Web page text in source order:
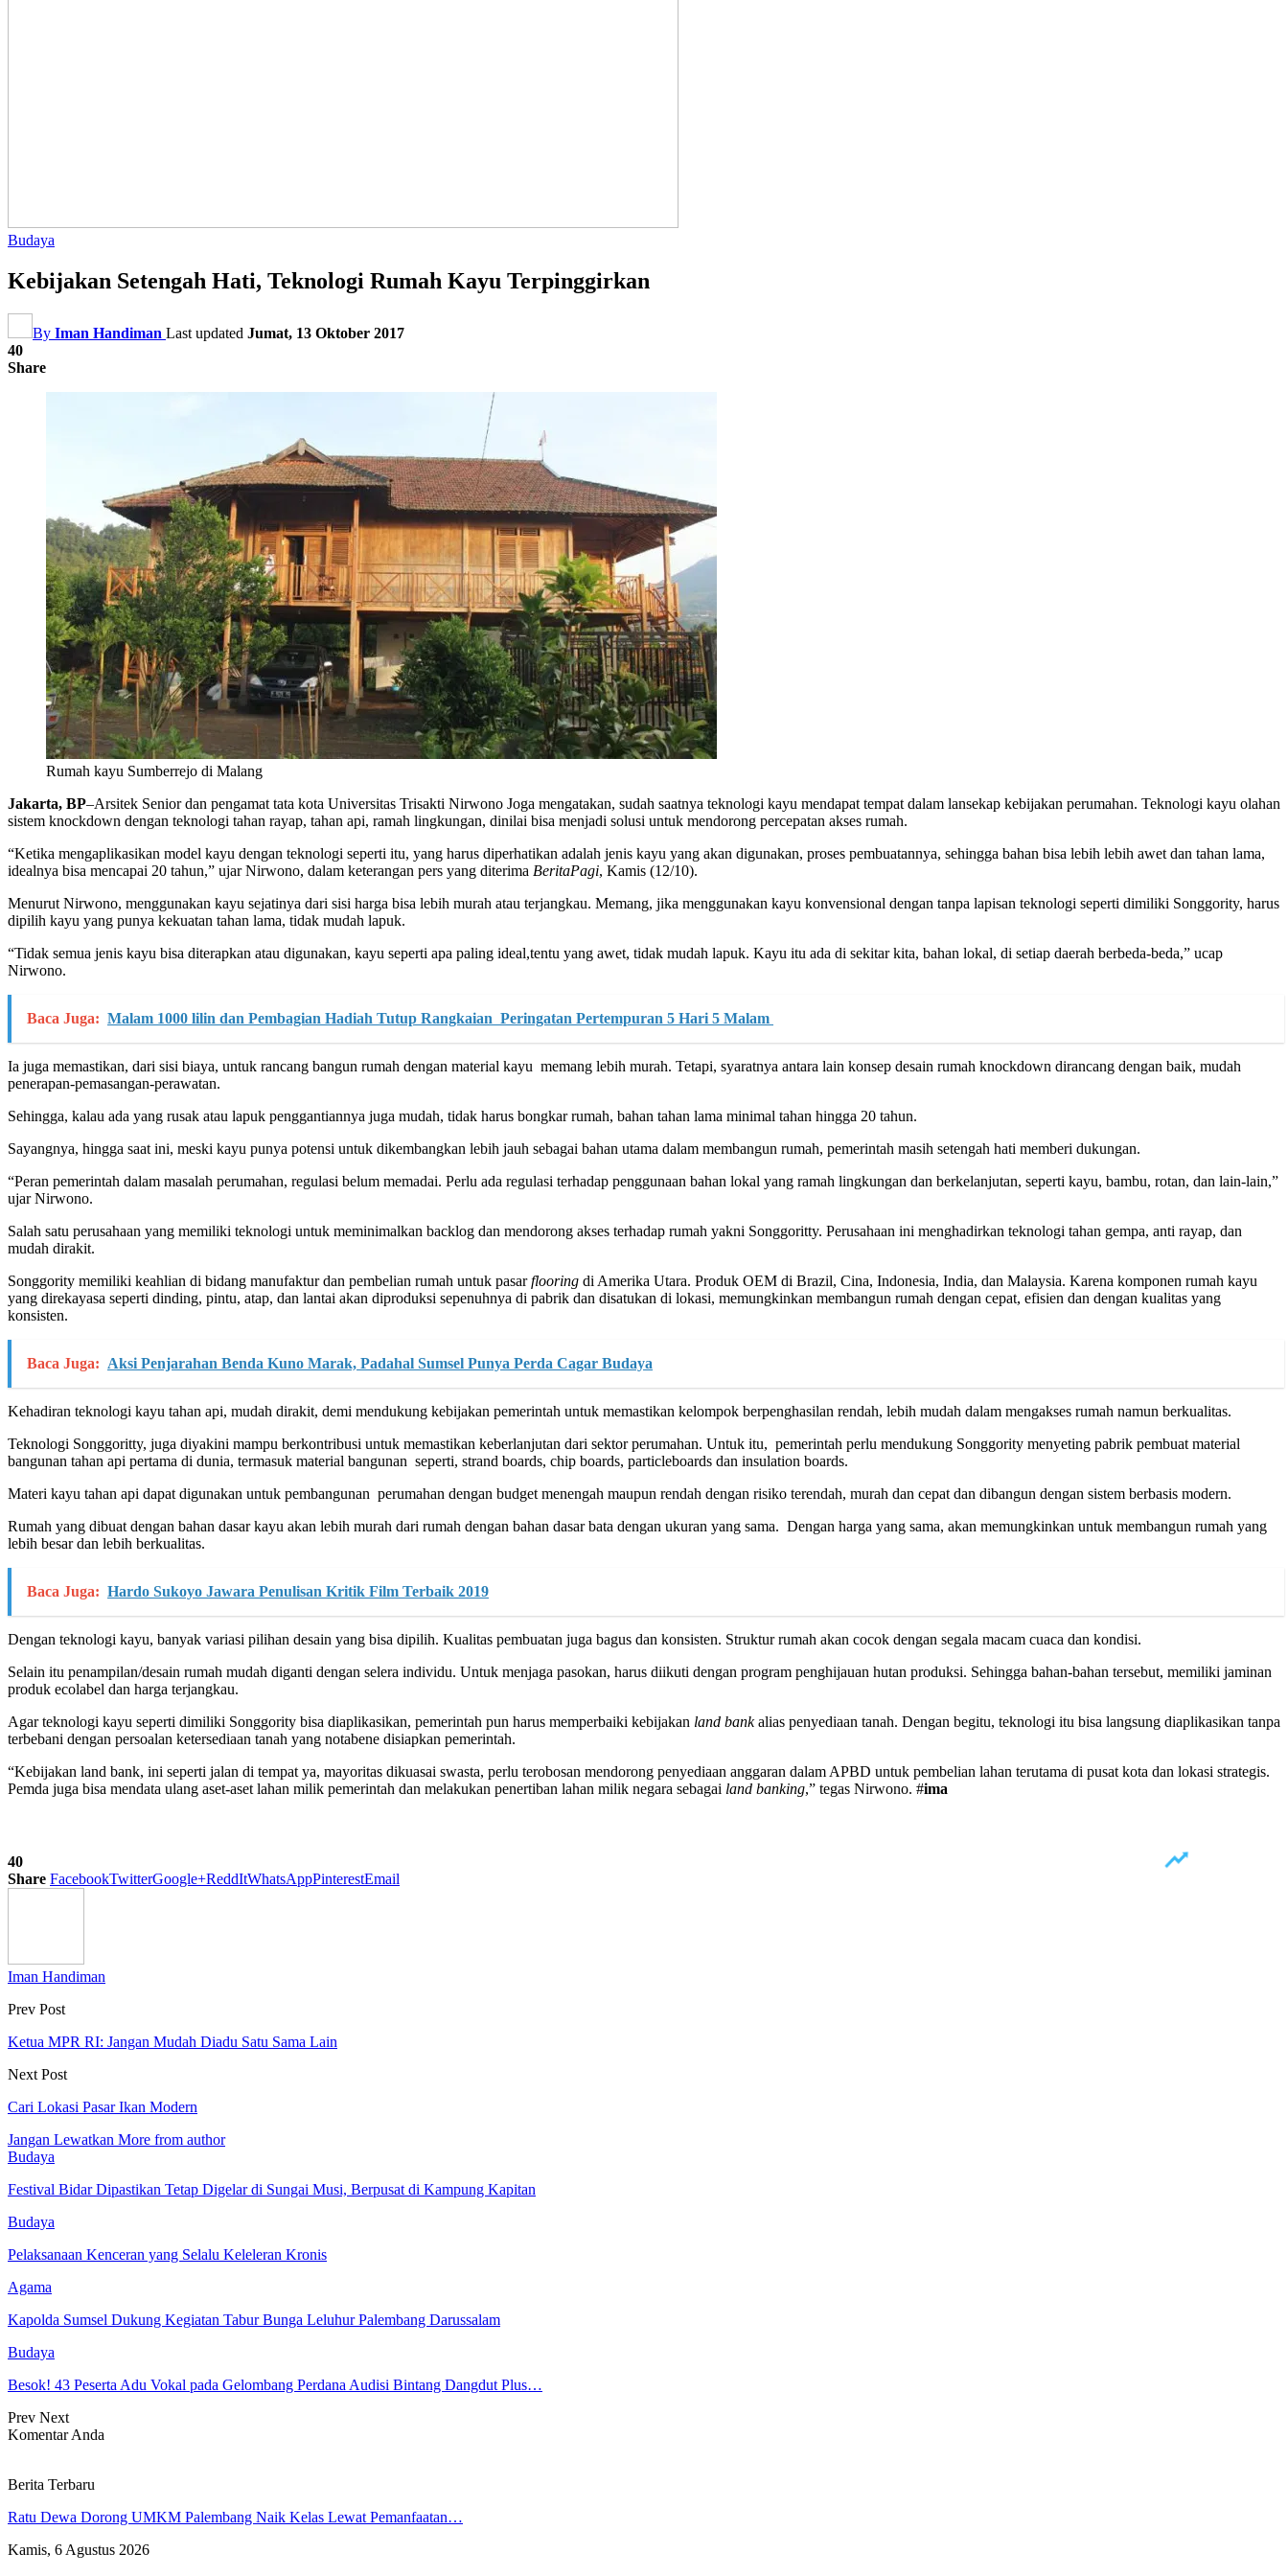
Budaya
Kebijakan Setengah Hati, Teknologi Rumah Kayu Terpinggirkan
By Iman Handiman Last updated Jumat, 13 Oktober 2017
40
Share
Rumah kayu Sumberrejo di Malang
Jakarta, BP–Arsitek Senior dan pengamat tata kota Universitas Trisakti Nirwono Joga mengatakan, sudah saatnya teknologi kayu mendapat tempat dalam lansekap kebijakan perumahan. Teknologi kayu olahan
sistem knockdown dengan teknologi tahan rayap, tahan api, ramah lingkungan, dinilai bisa menjadi solusi untuk mendorong percepatan akses rumah.
“Ketika mengaplikasikan model kayu dengan teknologi seperti itu, yang harus diperhatikan adalah jenis kayu yang akan digunakan, proses pembuatannya, sehingga bahan bisa lebih lebih awet dan tahan lama,
idealnya bisa mencapai 20 tahun,” ujar Nirwono, dalam keterangan pers yang diterima BeritaPagi, Kamis (12/10).
Menurut Nirwono, menggunakan kayu sejatinya dari sisi harga bisa lebih murah atau terjangkau. Memang, jika menggunakan kayu konvensional dengan tanpa lapisan teknologi seperti dimiliki Songgority, harus
dipilih kayu yang punya kekuatan tahan lama, tidak mudah lapuk.
“Tidak semua jenis kayu bisa diterapkan atau digunakan, kayu seperti apa paling ideal,tentu yang awet, tidak mudah lapuk. Kayu itu ada di sekitar kita, bahan lokal, di setiap daerah berbeda-beda,” ucap
Nirwono.
Baca Juga: Malam 1000 lilin dan Pembagian Hadiah Tutup Rangkaian Peringatan Pertempuran 5 Hari 5 Malam
Ia juga memastikan, dari sisi biaya, untuk rancang bangun rumah dengan material kayu memang lebih murah. Tetapi, syaratnya antara lain konsep desain rumah knockdown dirancang dengan baik, mudah
penerapan-pemasangan-perawatan.
Sehingga, kalau ada yang rusak atau lapuk penggantiannya juga mudah, tidak harus bongkar rumah, bahan tahan lama minimal tahan hingga 20 tahun.
Sayangnya, hingga saat ini, meski kayu punya potensi untuk dikembangkan lebih jauh sebagai bahan utama dalam membangun rumah, pemerintah masih setengah hati memberi dukungan.
“Peran pemerintah dalam masalah perumahan, regulasi belum memadai. Perlu ada regulasi terhadap penggunaan bahan lokal yang ramah lingkungan dan berkelanjutan, seperti kayu, bambu, rotan, dan lain-lain,”
ujar Nirwono.
Salah satu perusahaan yang memiliki teknologi untuk meminimalkan backlog dan mendorong akses terhadap rumah yakni Songgoritty. Perusahaan ini menghadirkan teknologi tahan gempa, anti rayap, dan
mudah dirakit.
Songgority memiliki keahlian di bidang manufaktur dan pembelian rumah untuk pasarflooring di Amerika Utara. Produk OEM di Brazil, Cina, Indonesia, India, dan Malaysia. Karena komponen rumah kayu
yang direkayasa seperti dinding, pintu, atap, dan lantai akan diproduksi sepenuhnya di pabrik dan disatukan di lokasi, memungkinkan membangun rumah dengan cepat, efisien dan dengan kualitas yang
konsisten.
Baca Juga: Aksi Penjarahan Benda Kuno Marak, Padahal Sumsel Punya Perda Cagar Budaya
Kehadiran teknologi kayu tahan api, mudah dirakit, demi mendukung kebijakan pemerintah untuk memastikan kelompok berpenghasilan rendah, lebih mudah dalam mengakses rumah namun berkualitas.
Teknologi Songgoritty, juga diyakini mampu berkontribusi untuk memastikan keberlanjutan dari sektor perumahan. Untuk itu, pemerintah perlu mendukung Songgority menyeting pabrik pembuat material
bangunan tahan api pertama di dunia, termasuk material bangunan seperti, strand boards, chip boards, particleboards dan insulation boards.
Materi kayu tahan api dapat digunakan untuk pembangunan perumahan dengan budget menengah maupun rendah dengan risiko terendah, murah dan cepat dan dibangun dengan sistem berbasis modern.
Rumah yang dibuat dengan bahan dasar kayu akan lebih murah dari rumah dengan bahan dasar bata dengan ukuran yang sama. Dengan harga yang sama, akan memungkinkan untuk membangun rumah yang
lebih besar dan lebih berkualitas.
Baca Juga: Hardo Sukoyo Jawara Penulisan Kritik Film Terbaik 2019
Dengan teknologi kayu, banyak variasi pilihan desain yang bisa dipilih. Kualitas pembuatan juga bagus dan konsisten. Struktur rumah akan cocok dengan segala macam cuaca dan kondisi.
Selain itu penampilan/desain rumah mudah diganti dengan selera individu. Untuk menjaga pasokan, harus diikuti dengan program penghijauan hutan produksi. Sehingga bahan-bahan tersebut, memiliki jaminan
produk ecolabel dan harga terjangkau.
Agar teknologi kayu seperti dimiliki Songgority bisa diaplikasikan, pemerintah pun harus memperbaiki kebijakan land bankalias penyediaan tanah. Dengan begitu, teknologi itu bisa langsung diaplikasikan tanpa
terbebani dengan persoalan ketersediaan tanah yang notabene disiapkan pemerintah.
“Kebijakan land bank, ini seperti jalan di tempat ya, mayoritas dikuasai swasta, perlu terobosan mendorong penyediaan anggaran dalam APBD untuk pembelian lahan terutama di pusat kota dan lokasi strategis.
Pemda juga bisa mendata ulang aset-aset lahan milik pemerintah dan melakukan penertiban lahan milik negara sebagai land banking,” tegas Nirwono. #ima
40
Share FacebookTwitterGoogle+ReddItWhatsAppPinterestEmail
Iman Handiman
Prev Post
Ketua MPR RI: Jangan Mudah Diadu Satu Sama Lain
Next Post
Cari Lokasi Pasar Ikan Modern
Jangan Lewatkan More from author
Budaya
Festival Bidar Dipastikan Tetap Digelar di Sungai Musi, Berpusat di Kampung Kapitan
Budaya
Pelaksanaan Kenceran yang Selalu Keleleran Kronis
Agama
Kapolda Sumsel Dukung Kegiatan Tabur Bunga Leluhur Palembang Darussalam
Budaya
Besok! 43 Peserta Adu Vokal pada Gelombang Perdana Audisi Bintang Dangdut Plus…
Prev Next
Komentar Anda
Berita Terbaru
Ratu Dewa Dorong UMKM Palembang Naik Kelas Lewat Pemanfaatan…
Kamis, 6 Agustus 2026